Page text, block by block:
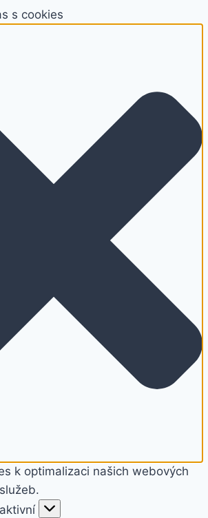
s cookies
k optimalizaci našich webových